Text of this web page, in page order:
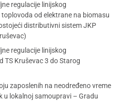
regulacije linijskog
od elektrane na biomasu
distributivni sistem JKP
regulacije linijskog
Kruševac 3 do Starog
zaposlenih na neodređeno vreme
u lokalnoj samoupravi – Gradu